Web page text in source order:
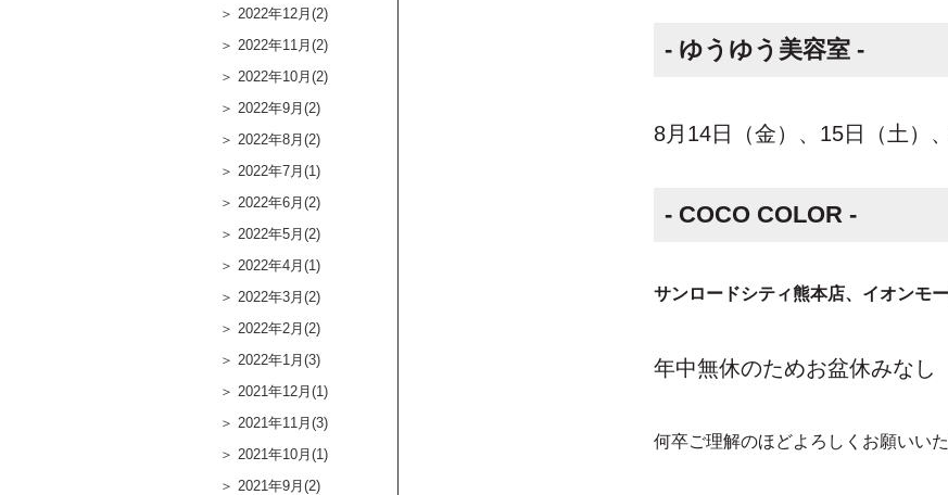
- ゆうゆう美容室 -
8月14日（金）、15日（土）
- COCO COLOR -
サンロードシティ熊本店、イオンモ
年中無休のためお盆休みなし
何卒ご理解のほどよろしくお願いいた
2022年12月(2)
2022年11月(2)
2022年10月(2)
2022年9月(2)
2022年8月(2)
2022年7月(1)
2022年6月(2)
2022年5月(2)
2022年4月(1)
2022年3月(2)
2022年2月(2)
2022年1月(3)
2021年12月(1)
2021年11月(3)
2021年10月(1)
2021年9月(2)